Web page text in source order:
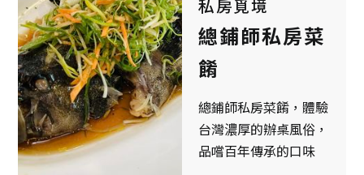
私房覓境
總鋪師私房菜
餚
總鋪師私房菜餚，體驗
台灣濃厚的辦桌風俗，
品嚐百年傳承的口味